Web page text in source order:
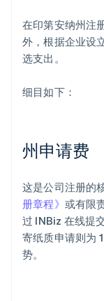
在印第安纳州注
外，根据企业设
选支出。
细目如下：
州申请费
这是公司注册的
册章程》 或有限
过 INBiz 在线提
寄纸质申请则为
势。